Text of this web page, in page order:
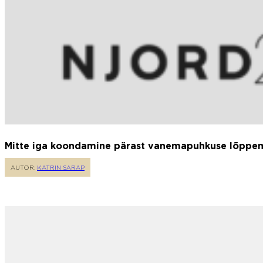
Mitte iga koondamine pärast vanemapuhkuse
AUTOR: KATRIN SARAP